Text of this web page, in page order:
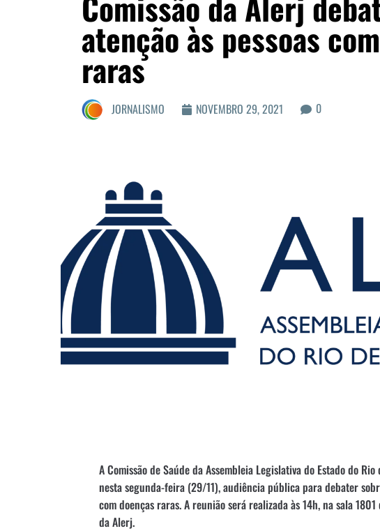
atenção às pessoas
raras
JORNALISMO NOVEMBRO 29, 2021 0
A Comissão de Saúde da Assembleia Legislativa do Estado do
nesta segunda-feira (29/11), audiência pública para debater
com doenças raras. A reunião será realizada às 14h, na sala
da Alerj.